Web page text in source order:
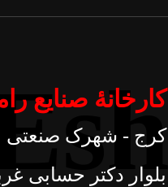
کارخانۀ صنایع
کرج - شهرک صنعتی
بلوار دکتر حسابی